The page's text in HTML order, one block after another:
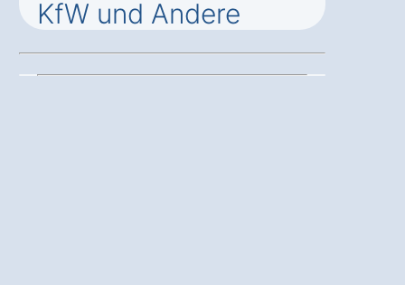
KfW und Andere